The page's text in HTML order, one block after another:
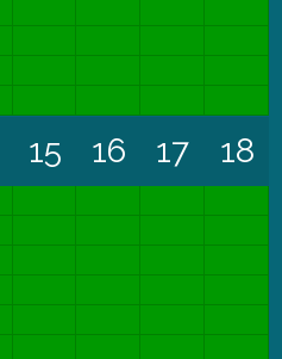
15 16 17 18